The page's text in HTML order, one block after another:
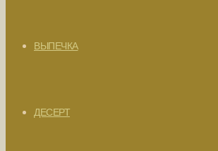
ВЫПЕЧКА
ДЕСЕРТ